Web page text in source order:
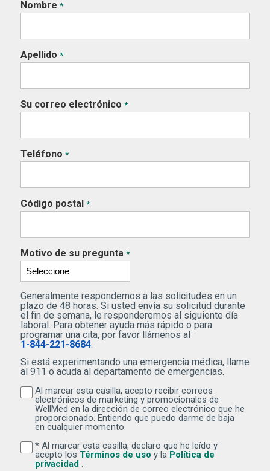
Nombre *
Apellido *
Su correo electrónico *
Teléfono *
Código postal *
Motivo de su pregunta *
Generalmente respondemos a las solicitudes en un
plazo de 48 horas. Si usted envía su solicitud durante
el fin de semana, le responderemos al siguiente día
laboral. Para obtener ayuda más rápido o para
programar una cita, por favor llámenos al
1-844-221-8684.
Si está experimentando una emergencia médica, llame
al 911 o acuda al departamento de emergencias.
Al marcar esta casilla, acepto recibir correos
Al marcar esta casilla, acepto recibir correos
electrónicos de marketing y promocionales de
WellMed en la dirección de correo electrónico que he
proporcionado. Entiendo que puedo darme de baja
en cualquier momento.
Al marcar esta casilla, declaro que he leído y acepto
* Al marcar esta casilla, declaro que he leído y
acepto los Términos de uso (Se abre una ventana
y la Política de
privacidad
(Se abre una ventana nueva)